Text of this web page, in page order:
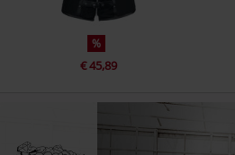
%
€ 45,89